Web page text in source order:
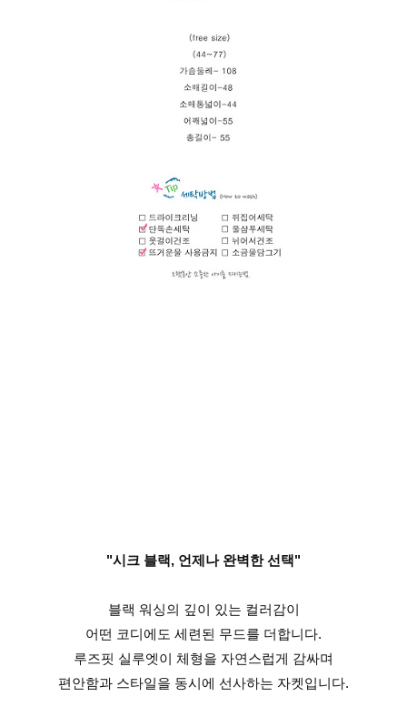
"시크 블랙, 언제나 완벽한 선택"
블랙 워싱의 깊이 있는 컬러감이
어떤 코디에도 세련된 무드를 더합니다.
루즈핏 실루엣이 체형을 자연스럽게 감싸며
편안함과 스타일을 동시에 선사하는 자켓입니다.